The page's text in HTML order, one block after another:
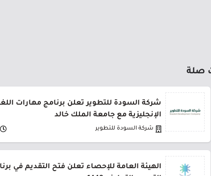
صلة
شركة السودة للتطوير تعلن برنامج مهارات
الإنجليزية مع جامعة الملك خالد
شركة السودة للتطوير
الهيئة العامة للإحصاء تعلن فتح التقديم في